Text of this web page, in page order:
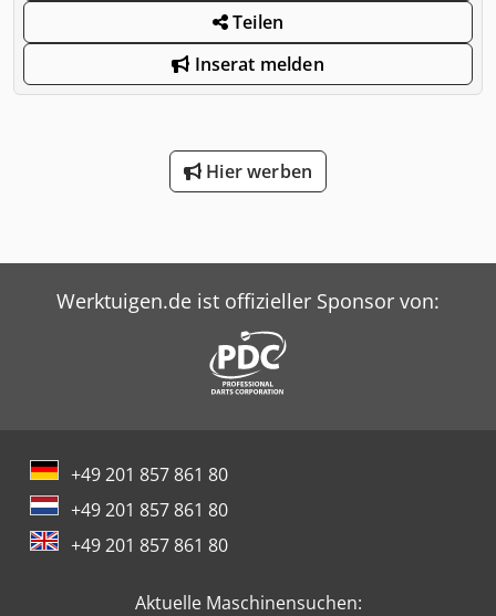
Teilen
Inserat melden
Hier werben
Werktuigen.de ist offizieller Sponsor von:
+49 201 857 861 80
+49 201 857 861 80
+49 201 857 861 80
Aktuelle Maschinensuchen: